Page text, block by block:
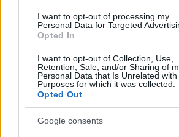
I want to opt-out of processing my
Personal Data for Targeted
Opted In
I want to opt-out of Collection, Use,
Retention, Sale, and/or Sharing of
Personal Data that Is Unrelated
Purposes for which it was collected.
Opted Out
Google consents
speriamo).
Come giustamente rileva oggi
supplemento de Il Sole 24 Ore,
sui mercati azionari è stato un
per molti, un bagno nella realtà;
imprescindibile e resta il miglior